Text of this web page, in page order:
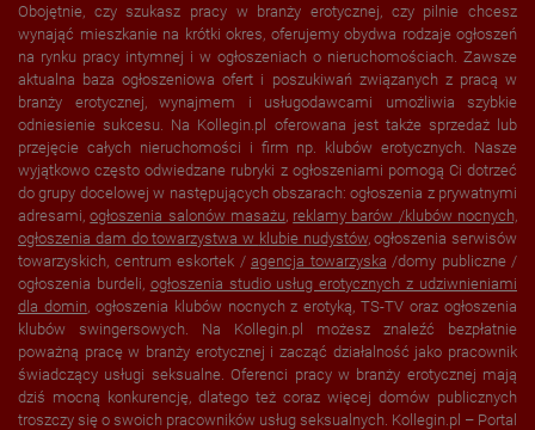
Obojętnie, czy szukasz pracy w branży erotycznej, czy pilnie chcesz
wynająć mieszkanie na krótki okres, oferujemy obydwa rodzaje ogłoszeń
na rynku pracy intymnej i w ogłoszeniach o nieruchomościach. Zawsze
aktualna baza ogłoszeniowa ofert i poszukiwań związanych z pracą w
branży erotycznej, wynajmem i usługodawcami umożliwia szybkie
odniesienie sukcesu. Na Kollegin.pl oferowana jest także sprzedaż lub
przejęcie całych nieruchomości i firm np. klubów erotycznych. Nasze
wyjątkowo często odwiedzane rubryki z ogłoszeniami pomogą Ci dotrzeć
do grupy docelowej w następujących obszarach: ogłoszenia z prywatnymi
adresami,ogłoszenia salonów masażu reklamy barów /klubów nocnych,
ogłoszenia dam do towarzystwa w klubie nudystów, ogłoszenia serwisów
towarzyskich, centrum eskortek / agencja towarzyska /domy publiczne /
ogłoszenia burdeli, ogłoszenia studio usług erotycznych z udziwnieniami
dla domin , ogłoszenia klubów nocnych z erotyką, TS-TV oraz ogłoszenia
klubów swingersowych. Na Kollegin.pl możesz znaleźć bezpłatnie
poważną pracę w branży erotycznej i zacząć działalność jako pracownik
świadczący usługi seksualne. Oferenci pracy w branży erotycznej mają
dziś mocną konkurencję, dlatego też coraz więcej domów publicznych
troszczy się o swoich pracowników usług seksualnych. Kollegin.pl – Portal